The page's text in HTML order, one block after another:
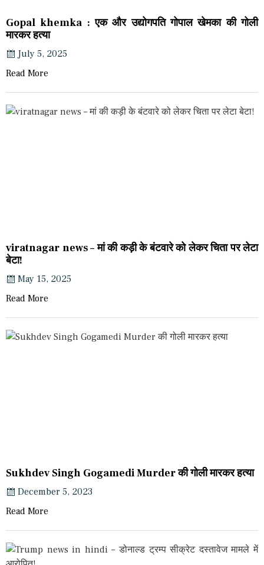
Gopal khemka : एक और उद्योगपति गोपाल खेमका की गोली
मारकर हत्या
July 5, 2025
Read More
viratnagar news – मां की कड़ी के बंटवारे को लेकर चिता पर लेटा
बेटा!
May 15, 2025
Read More
Sukhdev Singh Gogamedi Murder की गोली मारकर हत्या
December 5, 2023
Read More